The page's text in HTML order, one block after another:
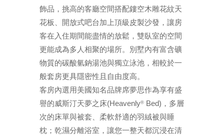
飾品，挑高的客廳空間搭配鏤空木雕花紋天
花板、開放式吧台加上頂級皮製沙發，讓房
客在入住期間能盡情的放鬆，雙臥室的空間
更能成為多人相聚的場所。別墅內有富含礦
物質的碳酸氫鈉湯池與獨立泳池，相較於一
般套房更具隱密性且自由度高。
客房內選用美國知名品牌席夢思作為享有盛
譽的威斯汀天夢之床(Heavenly® Bed)，多層
次的床單與被套、柔軟舒適的羽絨被與睡
枕；乾濕分離浴室，讓您一整天都沉浸在清